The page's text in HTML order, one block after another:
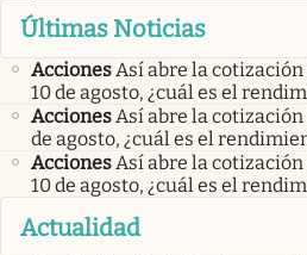
Últimas Noticias
AccionesAsí abre la
10 de agosto, ¿cuál es el
AccionesAsí abre la cotización
de agosto, ¿cuál es el
AccionesAsí abre la
10 de agosto, ¿cuál es el
Actualidad